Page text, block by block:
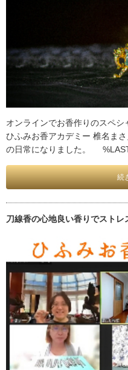
オンラインでお香作りのスペ
ひふみお香アカデミー 椎名ま
の日常になりました。
続
刀線香の心地良い香りでストレ